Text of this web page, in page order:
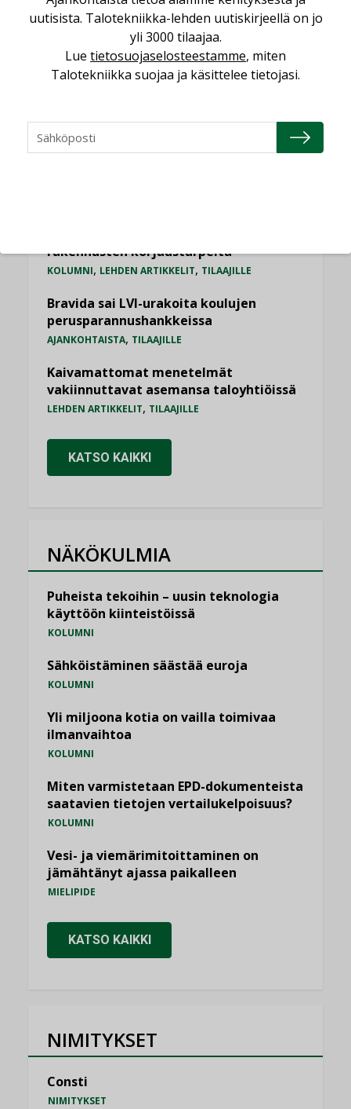
LUETUIMMAT UUTISET
Datakeskusurakointi on tekniikkalaji
Jarno Hacklin Cervin yrityskaupasta:
”Asiakkaat hakevat kumppaneita, jotka
rakennusten korjaustarpeita
KOLUMNI, LEHDEN ARTIKKELIT, TILAAJILLE
Bravida sai LVI-urakoita koulujen
perusparannushankkeissa
AJANKOHTAISTA, TILAAJILLE
Kaivamattomat menetelmät
vakiinnuttavat asemansa taloyhtiöissä
LEHDEN ARTIKKELIT, TILAAJILLE
KATSO KAIKKI
NÄKÖKULMIA
Puheista tekoihin – uusin teknologia
käyttöön kiinteistöissä
KOLUMNI
Sähköistäminen säästää euroja
KOLUMNI
Yli miljoona kotia on vailla toimivaa
ilmanvaihtoa
KOLUMNI
Miten varmistetaan EPD-dokumenteista
saatavien tietojen vertailukelpoisuus?
KOLUMNI
Vesi- ja viemärimitoittaminen on
jämähtänyt ajassa paikalleen
MIELIPIDE
KATSO KAIKKI
NIMITYKSET
Consti
NIMITYKSET
uutisista. Talotekniikka-lehden uutiskirjeellä on jo
yli 3000 tilaajaa.
Lue tietosuojaselosteestamme, miten
Talotekniikka suojaa ja käsittelee tietojasi.